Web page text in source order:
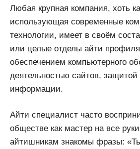
Любая крупная компания, хоть
использующая современные
технологии, имеет в своём
или целые отделы айти
обеспечением компьютерного
деятельностью сайтов, защитой
информации.
Айти специалист часто
обществе как мастер на все
айтишникам знакомы фразы: